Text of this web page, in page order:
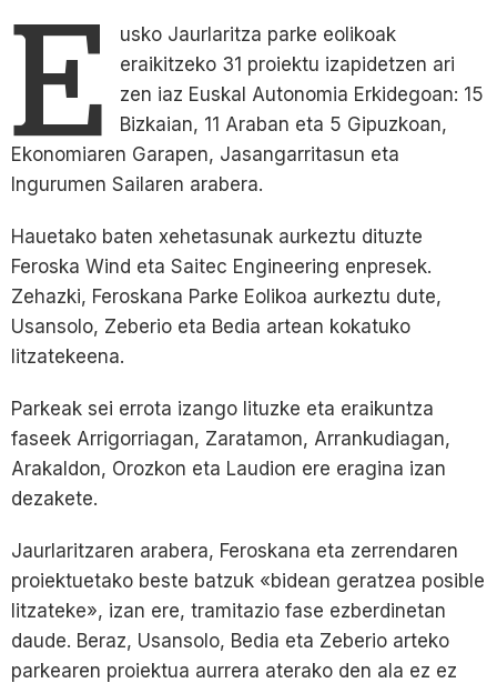
E
usko Jaurlaritza parke eolikoak
eraikitzeko 31 proiektu izapidetzen ari
zen iaz Euskal Autonomia Erkidegoan: 15
Bizkaian, 11 Araban eta 5 Gipuzkoan,
Ekonomiaren Garapen, Jasangarritasun eta
Ingurumen Sailaren arabera.
Hauetako baten xehetasunak aurkeztu dituzte
Feroska Wind eta Saitec Engineering enpresek.
Zehazki, Feroskana Parke Eolikoa aurkeztu dute,
Usansolo, Zeberio eta Bedia artean kokatuko
litzatekeena.
Parkeak sei errota izango lituzke eta eraikuntza
faseek Arrigorriagan, Zaratamon, Arrankudiagan,
Arakaldon, Orozkon eta Laudion ere eragina izan
dezakete.
Jaurlaritzaren arabera, Feroskana eta zerrendaren
proiektuetako beste batzuk «bidean geratzea posible
litzateke», izan ere, tramitazio fase ezberdinetan
daude. Beraz, Usansolo, Bedia eta Zeberio arteko
parkearen proiektua aurrera aterako den ala ez ez